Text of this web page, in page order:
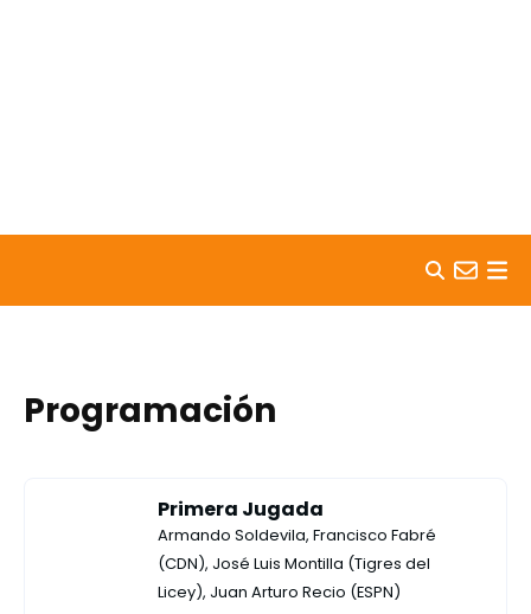
Programación
Primera Jugada
Armando Soldevila, Francisco Fabré
(CDN), José Luis Montilla (Tigres del
Licey), Juan Arturo Recio (ESPN)